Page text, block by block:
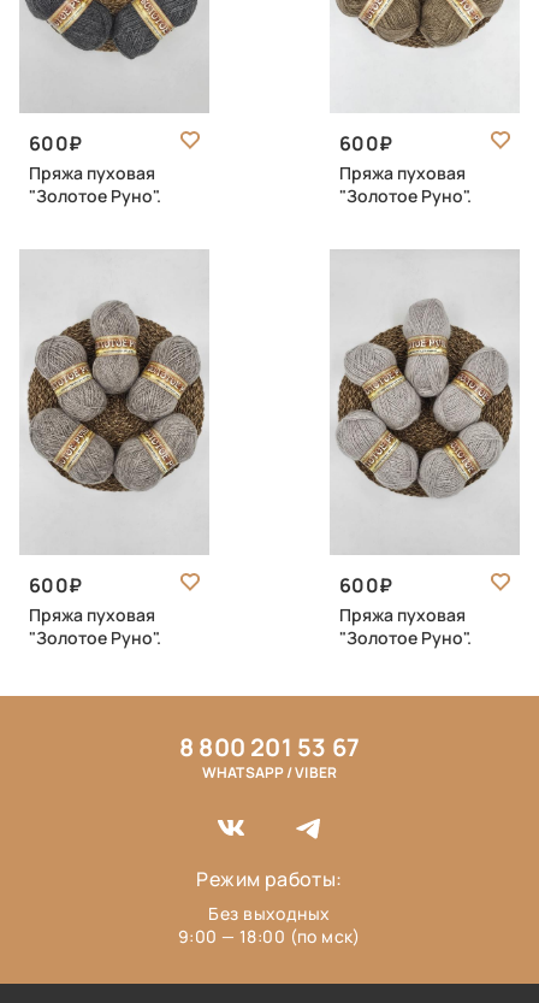
600
Пряжа пуховая
"Золотое Руно".
600
Пряжа пуховая
"Золотое Руно".
600
Пряжа пуховая
"Золотое Руно".
600
Пряжа пуховая
"Золотое Руно".
8 800 201 53 67
WHATSAPP / VIBER
Режим работы:
Без выходных
9:00 — 18:00 (по мск)